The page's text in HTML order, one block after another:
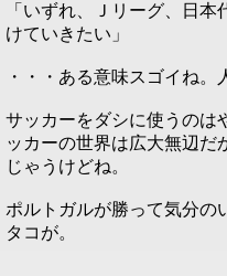
「いずれ、Ｊリーグ、日
けていきたい」
・・・ある意味スゴイね
サッカーをダシに使うの
ッカーの世界は広大無辺だ
じゃうけどね。
ポルトガルが勝って気分の
タコが。